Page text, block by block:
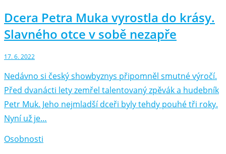
Dcera Petra Muka vyrostla do krásy.
Slavného otce v sobě nezapře
17. 6. 2022
Nedávno si český showbyznys připomněl smutné výročí.
Před dvanácti lety zemřel talentovaný zpěvák a hudebník
Petr Muk. Jeho nejmladší dceři byly tehdy pouhé tři roky.
Nyní už je…
Osobnosti